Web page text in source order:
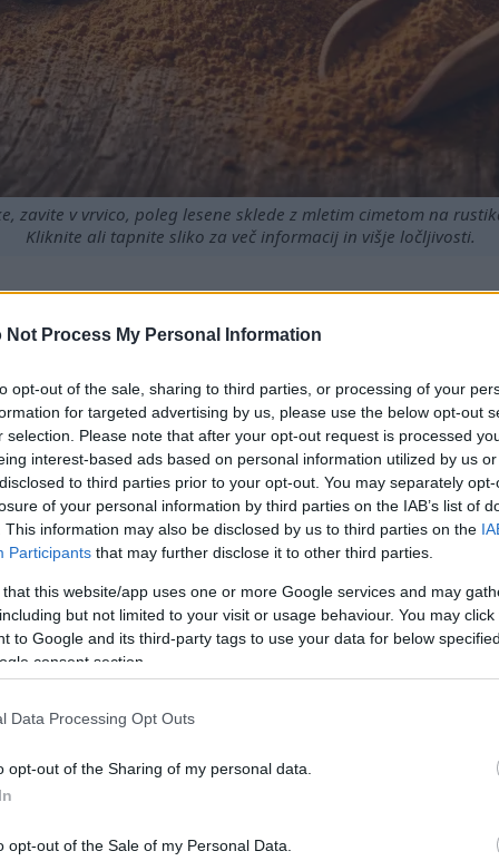
Not Process My Personal Information
opt-out of the sale, sharing to third parties, or processing of your
for targeted advertising by us, please use the below opt-out
selection. Please note that after your opt-out request is processed
interest-based ads based on personal information utilized by us
to third parties prior to your opt-out. You may separately
of your personal information by third parties on the IAB’s list of
This information may also be disclosed by us to third parties on the
Participants that may further disclose it to other third parties.
that this website/app uses one or more Google services and may
but not limited to your visit or usage behaviour. You may
to Google and its third-party tags to use your data for below
consent section.
Data Processing Opt Outs
opt-out of the Sharing of my personal data.
opt-out of the Sale of my Personal Data.
zavite v vrvico, poleg lesene sklede z mletim cimetom na
Kliknite ali tapnite sliko za več informacij in višje ločljivosti.
koristi, ki izboljšujejo splošno počutje.
lahko učinkovito pomagajo uravnavati raven sladkorja v
poveča njegova bogata vsebnost antioksidantov.
vnetij, kar spodbuja zdravje srca.
je lahko preprosta in okusna.
dreves iz družine Cinnamomum. Številnim jedem doda
različnih kulturah uporablja že stoletja.
cimeta: palčke in mleti cimet. Oba sta priljubljena
Že dolgo se uporablja v naravnih zdravilih. Znanstveniki
perspektiva